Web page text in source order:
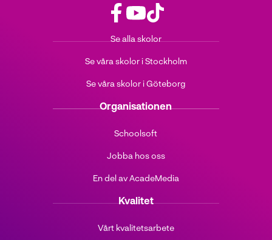
a
e
o
(
p
n
s
n
o
t
e
ö
p
a
i
y
i
t
o
(
p
n
s
n
t
Se alla skolor
Se våra skolor i Stockholm
Se våra skolor i Göteborg
Organisationen
Schoolsoft
Jobba hos oss
En del av AcadeMedia
Kvalitet
Vårt kvalitetsarbete